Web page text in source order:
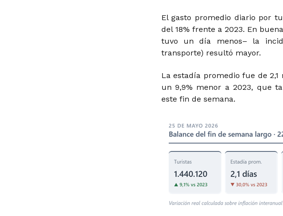
El gasto promedio diario por
del 18% frente a 2023. En
tuvo un día menos– la
transporte) resultó mayor.
La estadía promedio fue de
un 9,9% menor a 2023, que
este fin de semana.